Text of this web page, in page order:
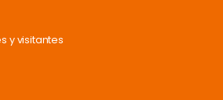
y visitantes